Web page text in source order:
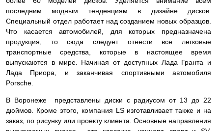
последним модным тенденциям в дизайне дисков.
Специальный отдел работает над созданием новых образцов.
Что касается автомобилей, для которых предназначена
продукция, то сюда следует отнести все легковые
транспортные средства, которые в настоящее время
выпускаются в мире. Начиная от доступных Лада Гранта и
Лада Приора, и заканчивая спортивными автомобиля
Porsche.
В Воронеже представлены диски с радиусом от 13 до 22
дюймов. Кроме этого, компания LS изготавливает также и на
заказ, по рисунку или проекту клиента. Основные направления